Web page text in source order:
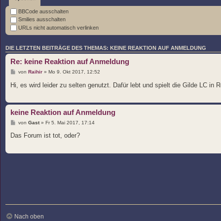
BBCode ausschalten
Smilies ausschalten
URLs nicht automatisch verlinken
DIE LETZTEN BEITRÄGE DES THEMAS: KEINE REAKTION AUF ANMELDUNG
Re: keine Reaktion auf Anmeldung
von Raihir» Mo 9. Okt 2017, 12:52
Hi, es wird leider zu selten genutzt. Dafür lebt und spielt die Gilde LC in
keine Reaktion auf Anmeldung
von Gast» Fr 5. Mai 2017, 17:14
Das Forum ist tot, oder?
Nach oben